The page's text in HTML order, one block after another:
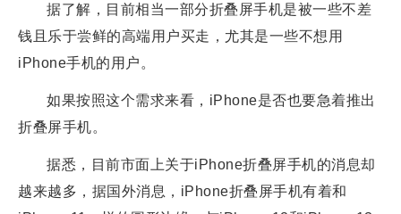
据了解，目前相当一部分折叠屏手机是被一些不差
钱且乐于尝鲜的高端用户买走，尤其是一些不想用
iPhone手机的用户。
如果按照这个需求来看，iPhone是否也要急着推出
折叠屏手机。
据悉，目前市面上关于iPhone折叠屏手机的消息却
越来越多，据国外消息，iPhone折叠屏手机有着和